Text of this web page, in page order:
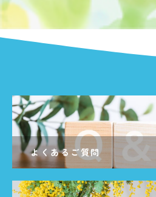
よくあるご質問